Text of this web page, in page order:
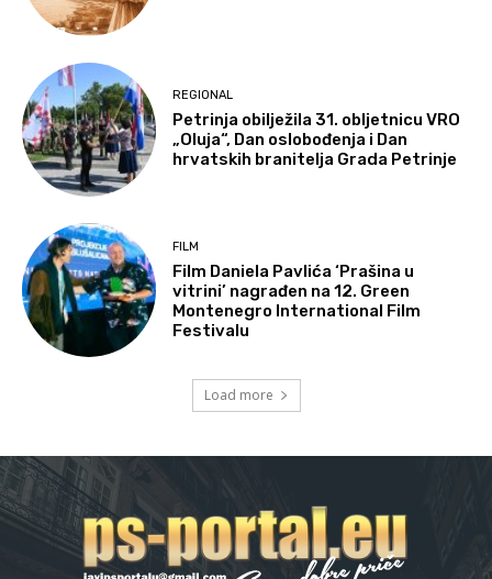
REGIONAL
Petrinja obilježila 31. obljetnicu VRO
„Oluja“, Dan oslobođenja i Dan
hrvatskih branitelja Grada Petrinje
FILM
Film Daniela Pavlića ‘Prašina u
vitrini’ nagrađen na 12. Green
Montenegro International Film
Festivalu
Load more